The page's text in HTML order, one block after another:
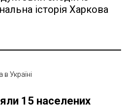
історія Харкова
в Україні
15 населених